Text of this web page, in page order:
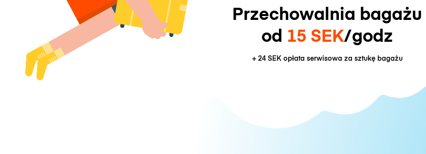
Przechowalnia bagażu
od 15 SEK/godz
+ 24 SEKopłata serwisowa za sztukę bagażu